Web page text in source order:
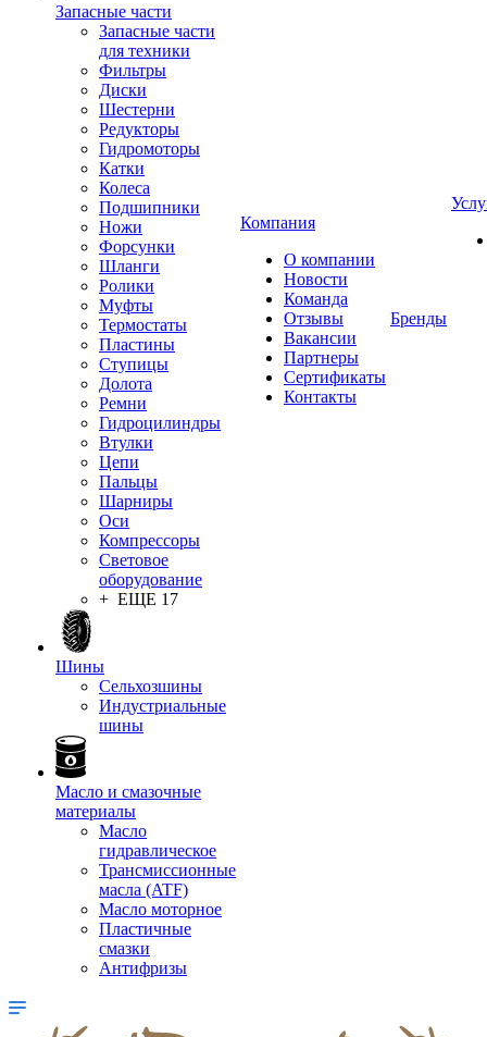
Запасные части
Запасные части
для техники
Фильтры
Диски
Шестерни
Редукторы
Гидромоторы
Катки
Колеса
Подшипники
Ножи
Форсунки
Шланги
Ролики
Муфты
Термостаты
Пластины
Ступицы
Долота
Ремни
Гидроцилиндры
Втулки
Цепи
Пальцы
Шарниры
Оси
Компрессоры
Световое
оборудование
+ ЕЩЕ 17
Шины
Сельхозшины
Индустриальные
шины
Масло и смазочные
материалы
Масло
гидравлическое
Трансмиссионные
масла (ATF)
Масло моторное
Пластичные
смазки
Антифризы
Компания
О компании
Новости
Команда
Отзывы
Вакансии
Партнеры
Сертификаты
Контакты
Бренды